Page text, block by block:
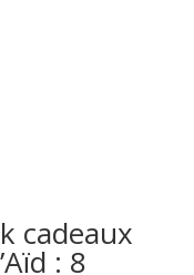
cadeaux
: 8